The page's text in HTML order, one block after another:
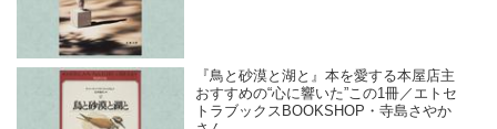
『鳥と砂漠と湖と』本を愛する本屋店主
おすすめの“心に響いた”この1冊／エトセ
トラブックスBOOKSHOP・寺島さやか